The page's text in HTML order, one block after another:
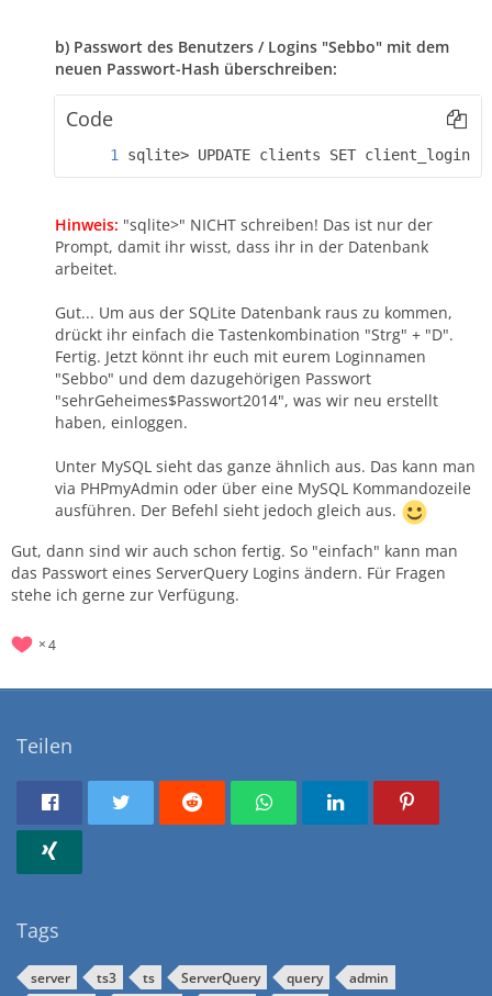
b) Passwort des Benutzers / Logins "Sebbo" mit dem
neuen Passwort-Hash überschreiben:
Code
sqlite> UPDATE clients SET
Hinweis: "sqlite>" NICHT schreiben! Das ist nur der
Prompt, damit ihr wisst, dass ihr in der Datenbank
arbeitet.
Gut... Um aus der SQLite Datenbank raus zu kommen,
drückt ihr einfach die Tastenkombination "Strg" + "D".
Fertig. Jetzt könnt ihr euch mit eurem Loginnamen
"Sebbo" und dem dazugehörigen Passwort
"sehrGeheimes$Passwort2014", was wir neu erstellt
haben, einloggen.
Unter MySQL sieht das ganze ähnlich aus. Das kann man
via PHPmyAdmin oder über eine MySQL Kommandozeile
ausführen. Der Befehl sieht jedoch gleich aus.
Gut, dann sind wir auch schon fertig. So "einfach" kann man
das Passwort eines ServerQuery Logins ändern. Für Fragen
stehe ich gerne zur Verfügung.
4
Teilen
Tags
server ts3 ts ServerQuery query admin